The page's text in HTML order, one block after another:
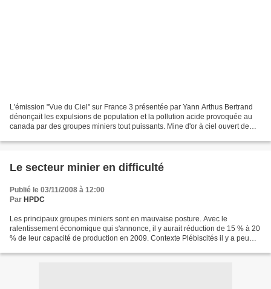
L'émission "Vue du Ciel" sur France 3 présentée par Yann Arthus Bertrand
dénonçait les expulsions de population et la pollution acide provoquée au
canada par des groupes miniers tout puissants. Mine d'or à ciel ouvert de
Le secteur minier en difficulté
Publié le 03/11/2008 à 12:00
Par HPDC
Les principaux groupes miniers sont en mauvaise posture. Avec le
ralentissement économique qui s'annonce, il y aurait réduction de 15 % à 20
% de leur capacité de production en 2009. Contexte Plébiscités il y a peu